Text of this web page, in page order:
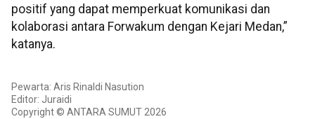
positif yang dapat memperkuat komunikasi dan
kolaborasi antara Forwakum dengan Kejari Medan,”
katanya.
Pewarta: Aris Rinaldi Nasution
Editor: Juraidi
Copyright © ANTARA SUMUT 2026